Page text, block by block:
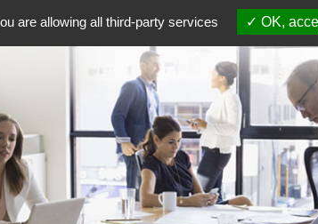
are allowing all third-party services OK,